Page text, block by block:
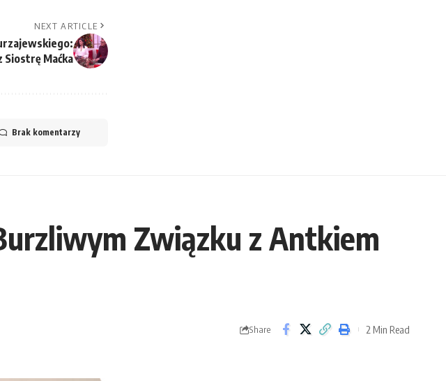
NEXT ARTICLE
Siostrę Maćka
Brak komentarzy
Związku z Antkiem
Share 2 Min Read